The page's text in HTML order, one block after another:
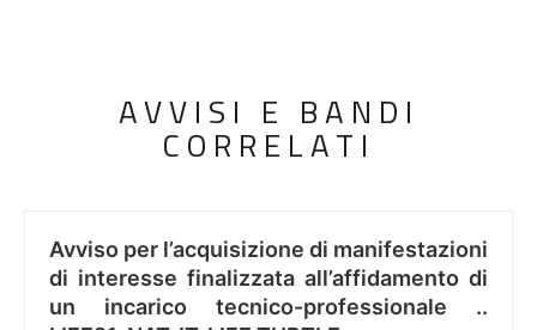
AVVISI E BANDI
CORRELATI
Avviso per l’acquisizione di manifestazioni
di interesse finalizzata all’affidamento di
un incarico tecnico-professionale ..